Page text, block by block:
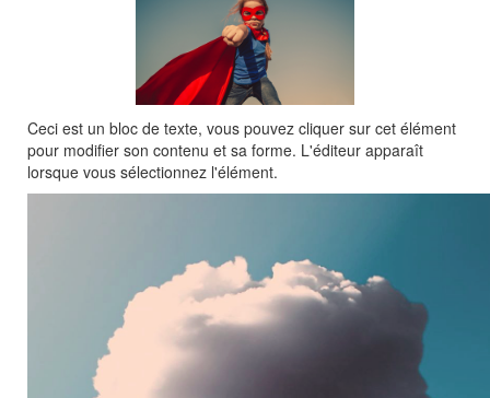
Ceci est un bloc de texte, vous pouvez cliquer sur cet élément
pour modifier son contenu et sa forme. L'éditeur apparaît
lorsque vous sélectionnez l'élément.